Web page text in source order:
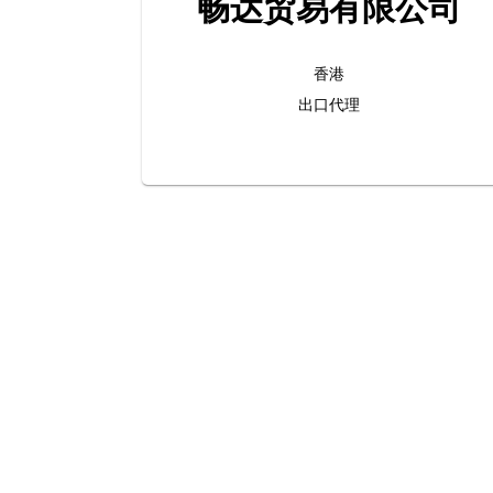
畅达贸易有限公司
香港
出口代理